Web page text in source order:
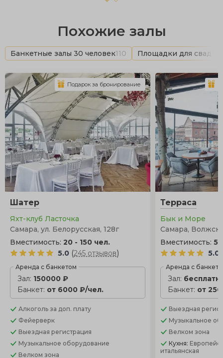
Похожие залы
Банкетные залы 30 человек110 Площадки для
Шатер
Яхт-клуб Ласточка
Самара, ул. Белорусская, 128г
Вместимость: 20 - 150 чел.
5.0 (245 отзывов)
Аренда с банкетом
Зал: 150000 ₽
Банкет: от 6000 ₽/чел.
Алкоголь за доп. плату
Фейерверк
Выездная регистрация
Музыкальное оборудование
Велком зона
Подарок за бронирование
Терраса
Бык и Море
Самара,
Вместимость:5
5.0
Аренда с
Зал:
Банкет: от
Выездная
Музыкальное
Велком зона
Кухня:
итальянская